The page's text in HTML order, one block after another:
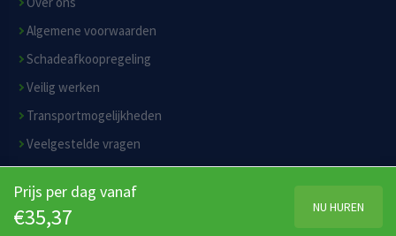
Prijs per dag vanaf
€35,37 NU HUREN
Algemene voorwaarden
Schadeafkoopregeling
Veilig werken
Transportmogelijkheden
Veelgestelde vragen
Privacyverklaring
Disclaimer